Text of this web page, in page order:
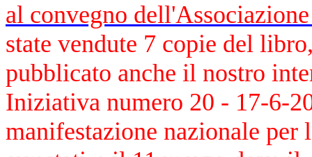
al convegno
state vendute 7 copie del
pubblicato anche il nostro
Iniziativa numero 20 - 17-6-
manifestazione nazionale